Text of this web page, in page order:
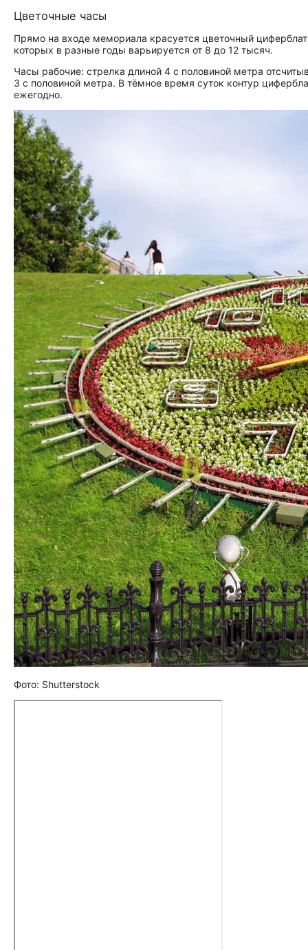
Цветочные часы
Прямо на входе мемориала красуется цветочный
которых в разные годы варьируется от 8 до 12 тысяч.
Часы рабочие: стрелка длиной 4 с половиной метра
3 с половиной метра. В тёмное время суток контур
ежегодно.
Фото: Shutterstock